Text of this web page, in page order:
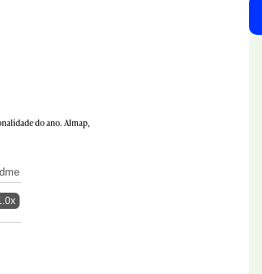
do ano. Almap,